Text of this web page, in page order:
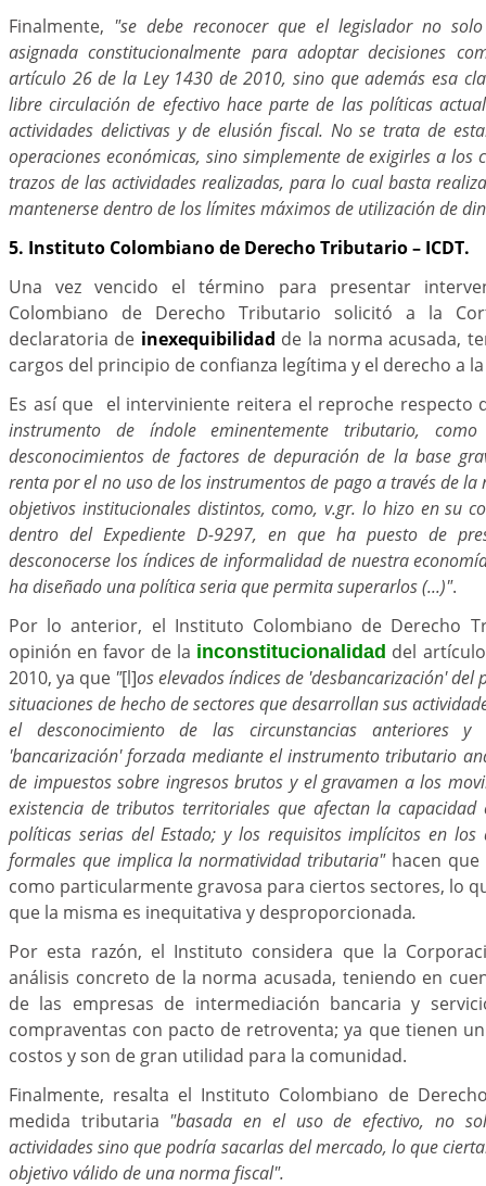
Finalmente, "se debe reconocer que el legislador no
asignada constitucionalmente para adoptar decisiones
artículo 26 de la Ley 1430 de 2010, sino que además esa
libre circulación de efectivo hace parte de las políticas
actividades delictivas y de elusión fiscal. No se trata de
operaciones económicas, sino simplemente de exigirles a los
trazos de las actividades realizadas, para lo cual basta
mantenerse dentro de los límites máximos de utilización de
5. Instituto Colombiano de Derecho Tributario – ICDT.
Una vez vencido el término para presentar
Colombiano de Derecho Tributario solicitó a la
declaratoria de inexequibilidad de la norma acusada,
cargos del principio de confianza legítima y el derecho a
Es así que el interviniente reitera el reproche respecto
instrumento de índole eminentemente tributario,
desconocimientos de factores de depuración de la base
renta por el no uso de los instrumentos de pago a través de
objetivos institucionales distintos, como, v.gr. lo hizo en su
dentro del Expediente D-9297, en que ha puesto de
desconocerse los índices de informalidad de nuestra
ha diseñado una política seria que permita superarlos (...)".
Por lo anterior, el Instituto Colombiano de Derecho
opinión en favor de la inconstitucionalidad del
2010, ya que "[l]os elevados índices de 'desbancarización' del
situaciones de hecho de sectores que desarrollan sus
el desconocimiento de las circunstancias anteriores
'bancarización' forzada mediante el instrumento tributario
de impuestos sobre ingresos brutos y el gravamen a los
existencia de tributos territoriales que afectan la
políticas serias del Estado; y los requisitos implícitos en los
formales que implica la normatividad tributaria"hacen que
como particularmente gravosa para ciertos sectores, lo
que la misma es inequitativa y desproporcionada.
Por esta razón, el Instituto considera que la
análisis concreto de la norma acusada, teniendo en
de las empresas de intermediación bancaria y
compraventas con pacto de retroventa; ya que tienen
costos y son de gran utilidad para la comunidad.
Finalmente, resalta el Instituto Colombiano de
medida tributaria "basada en el uso de efectivo, no
actividades sino que podría sacarlas del mercado, lo que
objetivo válido de una norma fiscal".